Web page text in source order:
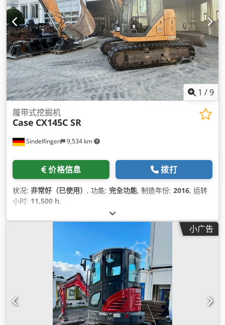
1 /9
Sindelfingen 9,534 km
履带式挖掘机
Case CX145C SR
价格信息 拨打
状况: 非常好（已使用） , 功能: 完全功能, 制造年份: 2016, 运转
小时: 11,500 h,
小广告